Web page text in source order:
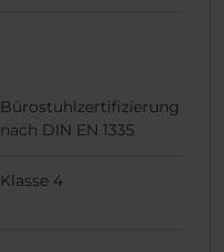
Bürostuhlzertifizierung
nach DIN EN 1335
Klasse 4